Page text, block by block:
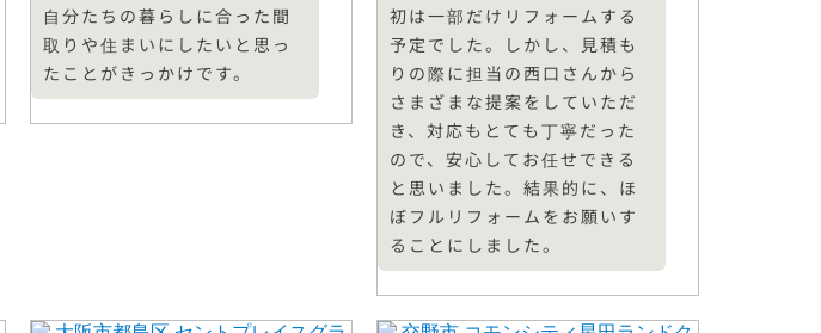
自分たちの暮らしに合った間
取りや住まいにしたいと思っ
たことがきっかけです。
初は一部だけリフォームする
予定でした。しかし、見積も
りの際に担当の西口さんから
さまざまな提案をしていただ
き、対応もとても丁寧だった
ので、安心してお任せできる
と思いました。結果的に、ほ
ぼフルリフォームをお願いす
ることにしました。